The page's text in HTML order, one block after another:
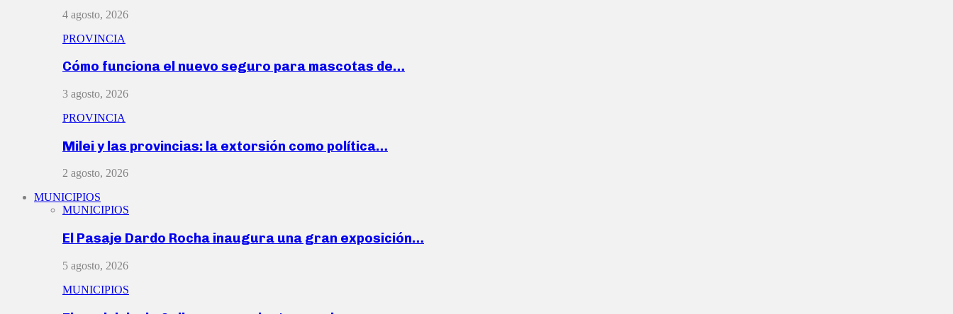
4 agosto, 2026
PROVINCIA
Cómo funciona el nuevo seguro para mascotas de…
3 agosto, 2026
PROVINCIA
Milei y las provincias: la extorsión como política…
2 agosto, 2026
MUNICIPIOS
MUNICIPIOS
El Pasaje Dardo Rocha inaugura una gran exposición…
5 agosto, 2026
MUNICIPIOS